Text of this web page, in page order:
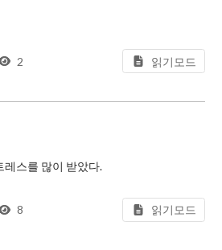
configuration parameters to appear surrounded by "ENC(...)". You
2 읽기모드
레스를 많이 받았다.
해줘도 탈이다.
8 읽기모드